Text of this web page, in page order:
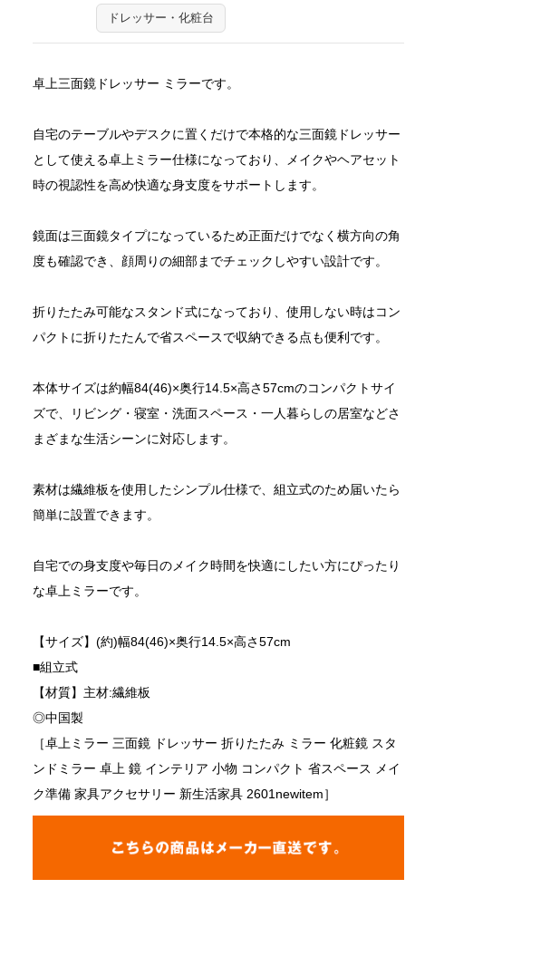
ドレッサー・化粧台
卓上三面鏡ドレッサー ミラーです。
自宅のテーブルやデスクに置くだけで本格的な三面鏡ドレッサー
として使える卓上ミラー仕様になっており、メイクやヘアセット
時の視認性を高め快適な身支度をサポートします。
鏡面は三面鏡タイプになっているため正面だけでなく横方向の角
度も確認でき、顔周りの細部までチェックしやすい設計です。
折りたたみ可能なスタンド式になっており、使用しない時はコン
パクトに折りたたんで省スペースで収納できる点も便利です。
本体サイズは約幅84(46)×奥行14.5×高さ57cmのコンパクトサイ
ズで、リビング・寝室・洗面スペース・一人暮らしの居室などさ
まざまな生活シーンに対応します。
素材は繊維板を使用したシンプル仕様で、組立式のため届いたら
簡単に設置できます。
自宅での身支度や毎日のメイク時間を快適にしたい方にぴったり
な卓上ミラーです。
【サイズ】(約)幅84(46)×奥行14.5×高さ57cm
■組立式
【材質】主材:繊維板
◎中国製
［卓上ミラー 三面鏡 ドレッサー 折りたたみ ミラー 化粧鏡 スタ
ンドミラー 卓上 鏡 インテリア 小物 コンパクト 省スペース メイ
ク準備 家具アクセサリー 新生活家具 2601newitem］